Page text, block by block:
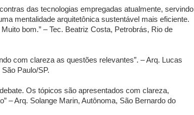
das tecnologias empregadas atualmente, servindo
mentalidade arquitetônica sustentável mais eficiente.
bom.” – Tec. Beatriz Costa, Petrobrás, Rio de
com clareza as questões relevantes”. – Arq. Lucas
Paulo/SP.
Os tópicos são apresentados com clareza,
– Arq. Solange Marin, Autônoma, São Bernardo do